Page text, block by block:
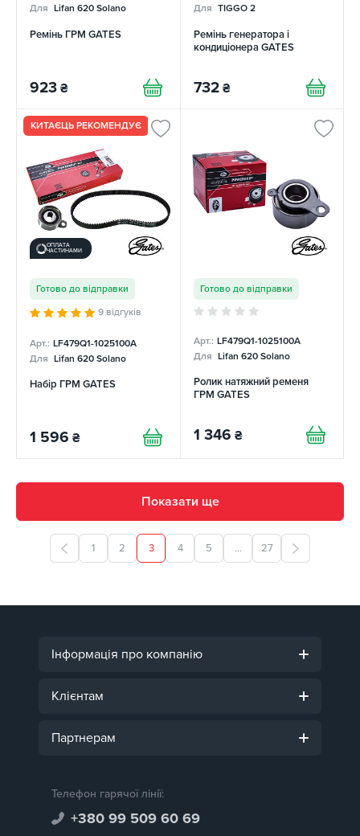
Для Lifan 620 Solano
Ремінь ГРМ GATES
923 ₴
Для TIGGO 2
Ремінь генератора і
кондиціонера GATES
732 ₴
КИТАЄЦЬ РЕКОМЕНДУЄ
ОПЛАТА
ЧАСТИНАМИ
Готово до відправки
9 відгуків
Арт.: LF479Q1-1025100A
Для Lifan 620 Solano
Набір ГРМ GATES
1 596 ₴
Готово до відправки
Арт.: LF479Q1-1025100A
Для Lifan 620 Solano
Ролик натяжний ременя
ГРМ GATES
1 346 ₴
Показати ще
1 2 3 4 5 ... 27
Інформація про компанію
Клієнтам
Партнерам
Телефон гарячої лінії:
+380 99 509 60 69